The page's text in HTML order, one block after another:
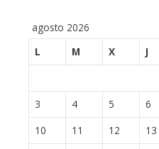
agosto 2026
L
M X J
3
4 5 6
10
11 12 13